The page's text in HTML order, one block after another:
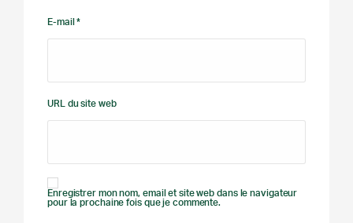
E-mail *
URL du site web
Enregistrer mon nom, email et site web dans le navigateur
pour la prochaine fois que je commente.